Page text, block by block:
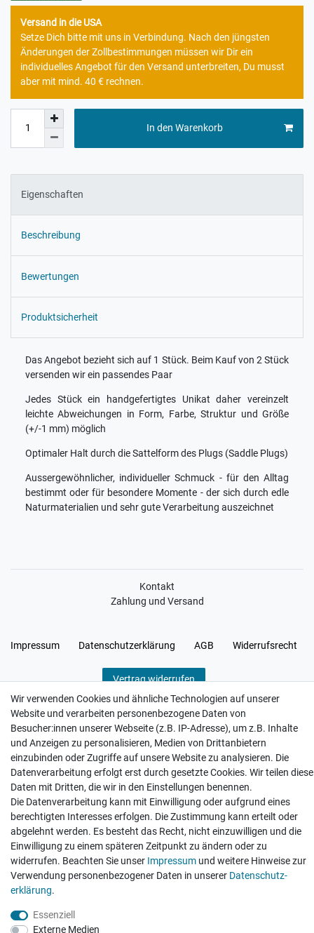
Versand in die USA
Setze Dich bitte mit uns in Verbindung. Nach den jüngsten
Änderungen der Zollbestimmungen müssen wir Dir ein
individuelles Angebot für den Versand unterbreiten, Du musst
aber mit mind. 40 € rechnen.
In den Warenkorb
Eigenschaften
Beschreibung
Bewertungen
Produktsicherheit
Das Angebot bezieht sich auf 1 Stück. Beim Kauf von 2 Stück
versenden wir ein passendes Paar
Jedes Stück ein handgefertigtes Unikat daher vereinzelt
leichte Abweichungen in Form, Farbe, Struktur und Größe
(+/-1 mm) möglich
Optimaler Halt durch die Sattelform des Plugs (Saddle Plugs)
Aussergewöhnlicher, individueller Schmuck - für den Alltag
bestimmt oder für besondere Momente - der sich durch edle
Naturmaterialien und sehr gute Verarbeitung auszeichnet
Kontakt
Zahlung und Versand
Impressum Daten­schutz­erklärung AGB Widerrufs­recht
Vertrag widerrufen
Hatte etwas bestellt was fehlerhaft versendet
wurde. Mein Anliegen habe ich mitgeteilt und sofort
Er...
Datum der Veröffentlichung: 17.07.2026
Datum der Kauferfahrung: 10.07.2026
Wir verwenden Cookies und ähnliche Technologien auf unserer
Website und verarbeiten personenbezogene Daten von
Besucher:innen unserer Webseite (z.B. IP-Adresse), um z.B. Inhalte
und Anzeigen zu personalisieren, Medien von Drittanbietern
einzubinden oder Zugriffe auf unsere Website zu analysieren. Die
Datenverarbeitung erfolgt erst durch gesetzte Cookies. Wir teilen diese
Daten mit Dritten, die wir in den Einstellungen benennen.
Die Datenverarbeitung kann mit Einwilligung oder aufgrund eines
berechtigten Interesses erfolgen. Die Zustimmung kann erteilt oder
abgelehnt werden. Es besteht das Recht, nicht einzuwilligen und die
Einwilligung zu einem späteren Zeitpunkt zu ändern oder zu
widerrufen. Beachten Sie unser Impressum und weitere Hinweise zur
Verwendung personenbezogener Daten in unserer Daten­schutz­
erklärung.
Essenziell
Externe Medien